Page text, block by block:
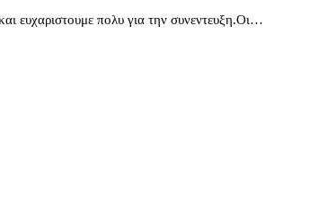
ευχαριστουμε πολυ για την συνεντευξη.Οι…